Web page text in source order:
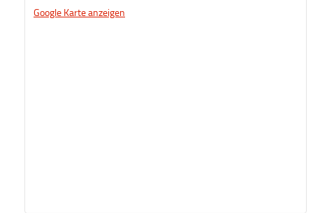
Google Karte anzeigen